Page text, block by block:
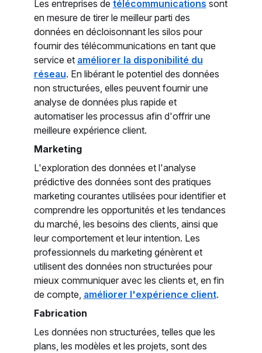
Les entreprises de télécommunications sont
en mesure de tirer le meilleur parti des
données en décloisonnant les silos pour
fournir des télécommunications en tant que
service et améliorer la disponibilité du
réseau. En libérant le potentiel des données
non structurées, elles peuvent fournir une
analyse de données plus rapide et
automatiser les processus afin d'offrir une
meilleure expérience client.
Marketing
L'exploration des données et l'analyse
prédictive des données sont des pratiques
marketing courantes utilisées pour identifier et
comprendre les opportunités et les tendances
du marché, les besoins des clients, ainsi que
leur comportement et leur intention. Les
professionnels du marketing génèrent et
utilisent des données non structurées pour
mieux communiquer avec les clients et, en fin
de compte, améliorer l'expérience client.
Fabrication
Les données non structurées, telles que les
plans, les modèles et les projets, sont des